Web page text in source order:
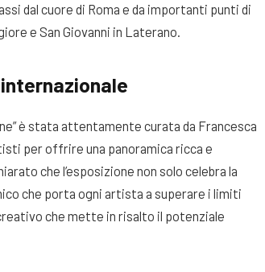
dal cuore di Roma e da importanti punti di
e San Giovanni in Laterano.
è stata attentamente curata da Francesca
per offrire una panoramica ricca e
che l’esposizione non solo celebra la
che porta ogni artista a superare i limiti
che mette in risalto il potenziale